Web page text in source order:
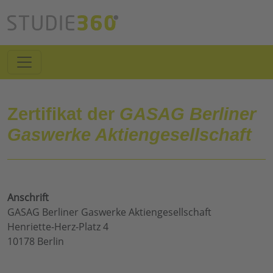
Zertifikat der GASAG Berliner
Gaswerke Aktiengesellschaft
Anschrift
GASAG Berliner Gaswerke Aktiengesellschaft
Henriette-Herz-Platz 4
10178 Berlin